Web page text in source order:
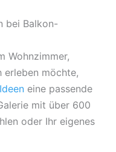
bei Balkon-
Wohnzimmer,
erleben möchte,
eine passende
mit über 600
oder Ihr eigenes